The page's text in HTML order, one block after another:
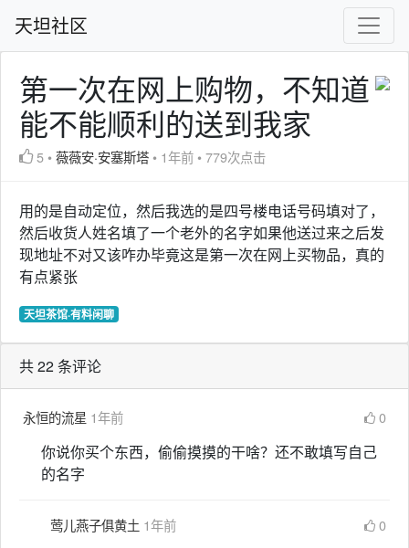
天坦社区
第一次在网上购物，不知道
能不能顺利的送到我家
5 •薇薇安·安塞斯塔 • 1年前 •779次点击
用的是自动定位，然后我选的是四号楼电话号码填对了，
然后收货人姓名填了一个老外的名字如果他送过来之后发
现地址不对又该咋办毕竟这是第一次在网上买物品，真的
有点紧张
天坦茶馆·有料闲聊
共 22 条评论
永恒的流星 1年前 0
你说你买个东西，偷偷摸摸的干啥？还不敢填写自己
的名字
莺儿燕子俱黄土 1年前 0